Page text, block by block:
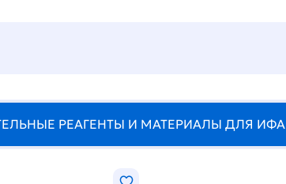
РЕАГЕНТЫ И МАТЕРИАЛЫ ДЛЯ ИФА